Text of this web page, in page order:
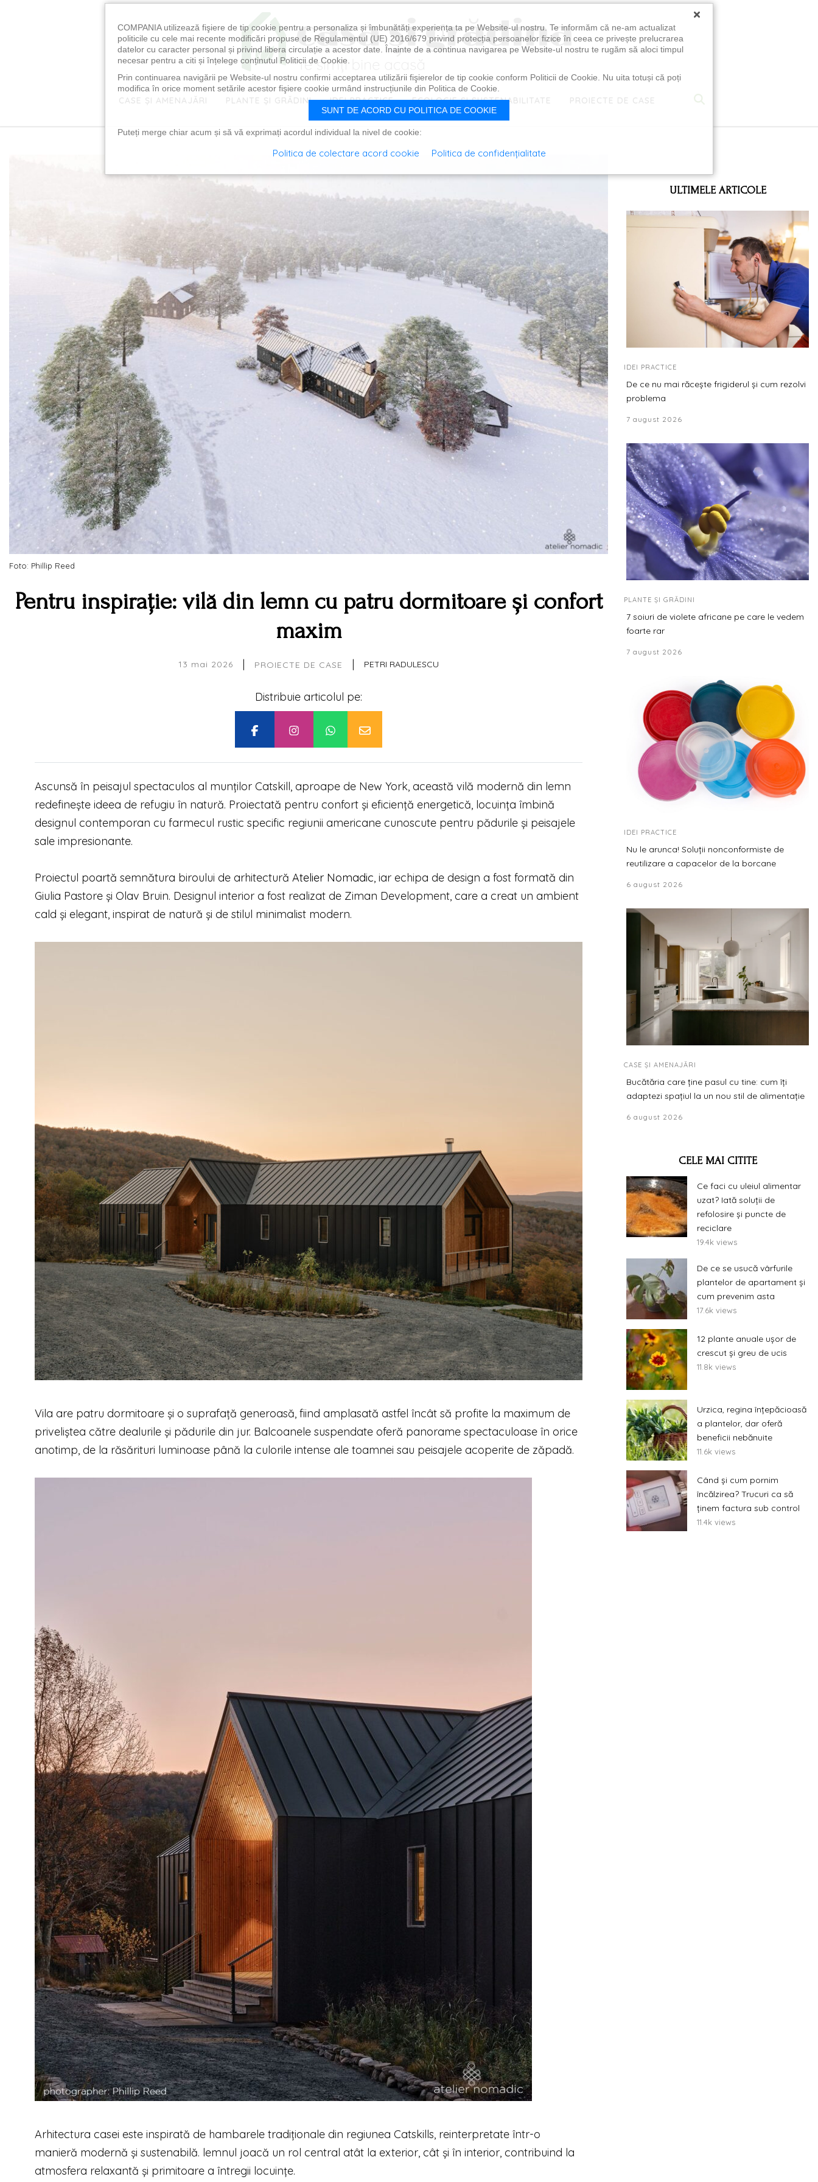
CASE ȘI AMENAJĂRI PLANTE ȘI GRĂDINI IDEI PRACTICE ECOLOGIE ȘI SUSTENABILITATE PROIECTE DE CASE
Foto: Phillip Reed
Pentru inspirație: vilă din lemn cu patru dormitoare și confort
maxim
13 mai 2026 | PROIECTE DE CASE | PETRI RADULESCU
Distribuie articolul pe:
Ascunsă în peisajul spectaculos al munților Catskill, aproape de New York, această vilă modernă din lemn
redefinește ideea de refugiu în natură. Proiectată pentru confort și eficiență energetică, locuința îmbină
designul contemporan cu farmecul rustic specific regiunii americane cunoscute pentru pădurile și peisajele
sale impresionante.
Proiectul poartă semnătura biroului de arhitectură Atelier Nomadic, iar echipa de design a fost formată din
Giulia Pastore și Olav Bruin. Designul interior a fost realizat de Ziman Development, care a creat un ambient
cald și elegant, inspirat de natură și de stilul minimalist modern.
Vila are patru dormitoare și o suprafață generoasă, fiind amplasată astfel încât să profite la maximum de
priveliștea către dealurile și pădurile din jur. Balcoanele suspendate oferă panorame spectaculoase în orice
anotimp, de la răsărituri luminoase până la culorile intense ale toamnei sau peisajele acoperite de zăpadă.
Arhitectura casei este inspirată de hambarele tradiționale din regiunea Catskills, reinterpretate într-o
manieră modernă și sustenabilă. lemnul joacă un rol central atât la exterior, cât și în interior, contribuind la
atmosfera relaxantă și primitoare a întregii locuințe.
ULTIMELE ARTICOLE
IDEI PRACTICE
De ce nu mai răcește frigiderul și cum rezolvi
problema
7 august 2026
PLANTE ȘI GRĂDINI
7 soiuri de violete africane pe care le vedem
foarte rar
7 august 2026
IDEI PRACTICE
Nu le arunca! Soluții nonconformiste de
reutilizare a capacelor de la borcane
6 august 2026
CASE ȘI AMENAJĂRI
Bucătăria care ține pasul cu tine: cum îți
adaptezi spațiul la un nou stil de alimentație
6 august 2026
CELE MAI CITITE
Ce faci cu uleiul alimentar
uzat? Iată soluții de
refolosire și puncte de
reciclare
19.4k views
De ce se usucă vârfurile
plantelor de apartament și
cum prevenim asta
17.6k views
12 plante anuale ușor de
crescut și greu de ucis
11.8k views
Urzica, regina înțepăcioasă
a plantelor, dar oferă
beneficii nebănuite
11.6k views
Când și cum pornim
încălzirea? Trucuri ca să
ținem factura sub control
11.4k views
×
COMPANIA utilizează fişiere de tip cookie pentru a personaliza și îmbunătăți experiența ta pe Website-ul nostru. Te informăm că ne-am actualizat
politicile cu cele mai recente modificări propuse de Regulamentul (UE) 2016/679 privind protecția persoanelor fizice în ceea ce privește prelucrarea
datelor cu caracter personal și privind libera circulație a acestor date. Înainte de a continua navigarea pe Website-ul nostru te rugăm să aloci timpul
necesar pentru a citi și înțelege conținutul Politicii de Cookie.
Prin continuarea navigării pe Website-ul nostru confirmi acceptarea utilizării fişierelor de tip cookie conform Politicii de Cookie. Nu uita totuși că poți
modifica în orice moment setările acestor fişiere cookie urmând instrucțiunile din Politica de Cookie.
SUNT DE ACORD CU POLITICA DE COOKIE
Puteți merge chiar acum și să vă exprimați acordul individual la nivel de cookie:
Politica de colectare acord cookie Politica de confidențialitate